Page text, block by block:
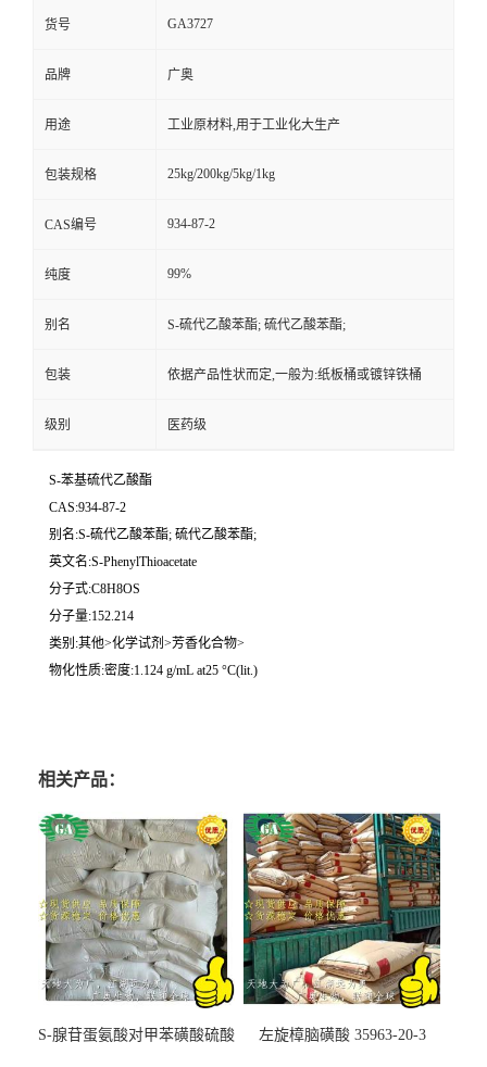
货号 GA3727
品牌 广奥
用途 工业原材料,用于工业化大生产
包装规格 25kg/200kg/5kg/1kg
CAS编号 934-87-2
纯度 99%
别名 S-硫代乙酸苯酯; 硫代乙酸苯酯;
包装 依据产品性状而定,一般为:纸板桶或镀锌铁桶
级别 医药级
S-苯基硫代乙酸酯
CAS:934-87-2
别名:S-硫代乙酸苯酯; 硫代乙酸苯酯;
英文名:S-PhenylThioacetate
分子式:C8H8OS
分子量:152.214
类别:其他>化学试剂>芳香化合物>
物化性质:密度:1.124 g/mL at25 °C(lit.)
相关产品：
S-腺苷蛋氨酸对甲苯磺酸硫酸
左旋樟脑磺酸 35963-20-3